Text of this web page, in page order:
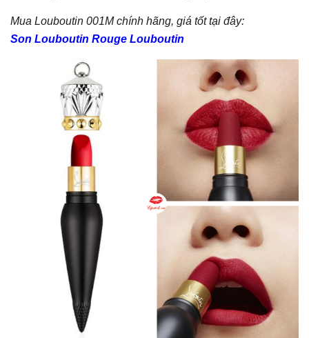
Mua Louboutin 001M chính hãng, giá tốt tại đây:
Son Louboutin Rouge Louboutin